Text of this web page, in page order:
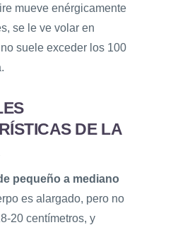
mueve enérgicamente
se le ve volar en
suele exceder los 100
DE LA
pequeño a mediano
es alargado, pero no
20 centímetros, y